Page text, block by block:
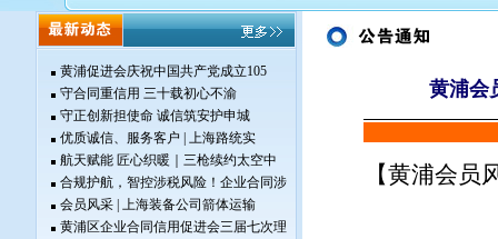
黄浦促进会庆祝中国共产党成立105
守合同重信用 三十载初心不渝
守正创新担使命 诚信筑安护申城
优质诚信、服务客户 | 上海路统实
航天赋能 匠心织暖｜三枪续约太空中
合规护航，智控涉税风险！企业合同涉
会员风采 | 上海装备公司箭体运输
黄浦区企业合同信用促进会三届七次理
黄浦会
【黄浦会